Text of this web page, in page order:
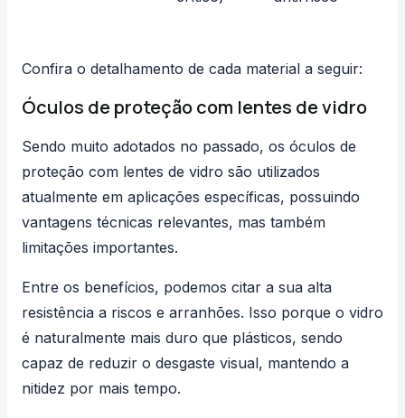
Confira o detalhamento de cada material a seguir:
Óculos de proteção com lentes de vidro
Sendo muito adotados no passado, os óculos de
proteção com lentes de vidro são utilizados
atualmente em aplicações específicas, possuindo
vantagens técnicas relevantes, mas também
limitações importantes.
Entre os benefícios, podemos citar a sua alta
resistência a riscos e arranhões. Isso porque o vidro
é naturalmente mais duro que plásticos, sendo
capaz de reduzir o desgaste visual, mantendo a
nitidez por mais tempo.